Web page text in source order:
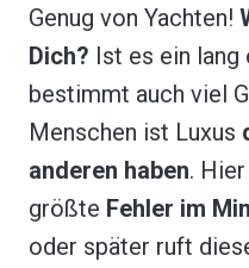
Genug von Yachten!
Dich? Ist es ein lang
bestimmt auch viel
Menschen ist Luxus
anderen haben.
größte Fehler im
oder später ruft